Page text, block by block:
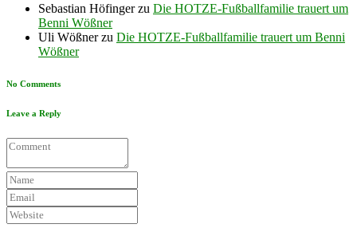
Sebastian Höfingerzu Die HOTZE-Fußballfamilie trauert um
Benni Wößner
Uli Wößnerzu Die HOTZE-Fußballfamilie trauert um Benni
Wößner
No Comments
Leave a Reply